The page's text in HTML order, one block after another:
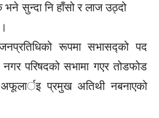
सुन्दा नि हाँसो र लाज उठ्दो
रूपमा सभासद्को पद
परिषदको सभामा गएर तोडफोड
प्रमुख अतिथी नबनाएको